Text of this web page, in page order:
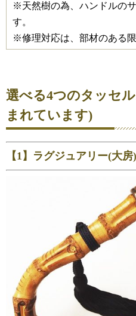
※天然樹の為、ハンドルの
す。
※修理対応は、部材のある限
選べる4つのタッセ
まれています)
【1】ラグジュアリー(大房)